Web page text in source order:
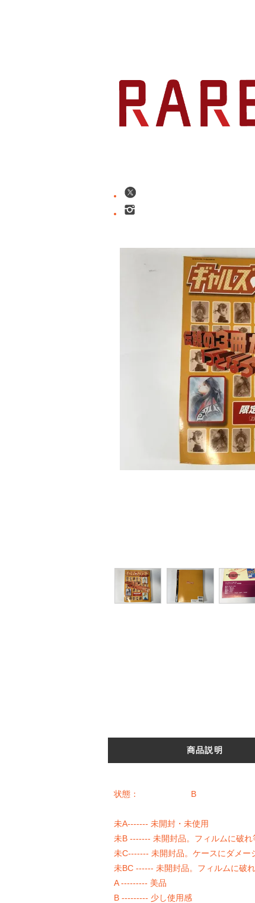
商品説明
状態： B
未A------- 未開封・未使用
未B ------- 未開封品。フィルムに破れ
未C------- 未開封品。ケースにダメー
未BC ------ 未開封品。フィルムに破
A --------- 美品
B --------- 少し使用感